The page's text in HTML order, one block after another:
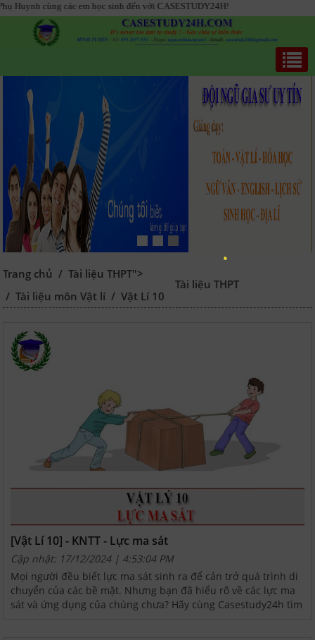
các em học sinh đến với CASESTUDY24H!
Trang chủ /Tài liệu THPT">
Tài liệu THPT
/Tài liệu môn Vật lí /Vật Lí 10
[Vật Lí 10] - KNTT - Lực ma sát
Cập nhật: 17/12/2024 | 4:53:04 PM
Mọi người đều biết lực ma sát sinh ra để cản trở quá trình di
chuyển của các bề mặt. Nhưng bạn đã hiểu rõ về các lực ma
sát và ứng dụng của chúng chưa? Hãy cùng Casestudy24h tìm